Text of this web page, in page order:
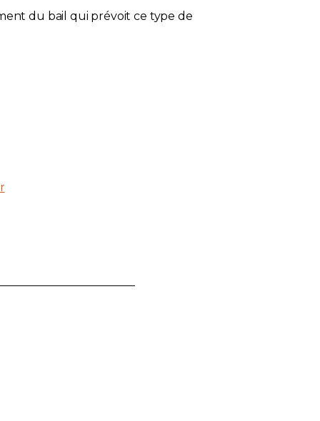
du bail qui prévoit ce type de